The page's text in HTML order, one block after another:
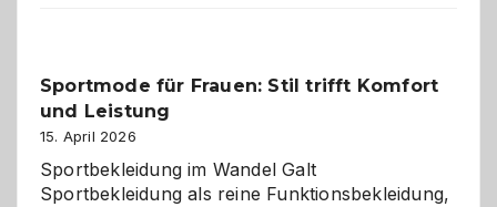
gegen
Chaos
Sportmode für Frauen: Stil trifft Komfort
und Leistung
15. April 2026
Sportbekleidung im Wandel Galt
Sportbekleidung als reine Funktionsbekleidung,